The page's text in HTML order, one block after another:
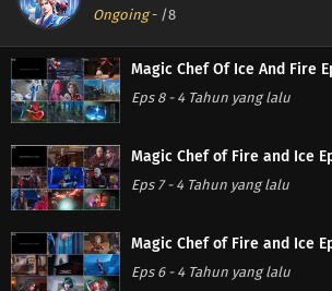
Ongoing- /8
Magic Chef Of Ice And Fire
Eps 8- 4 Tahun yang lalu
Magic Chef of Fire and Ice
Eps 7- 4 Tahun yang lalu
Magic Chef of Fire and Ice
Eps 6- 4 Tahun yang lalu